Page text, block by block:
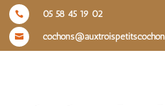
 05 58 45 19 02
